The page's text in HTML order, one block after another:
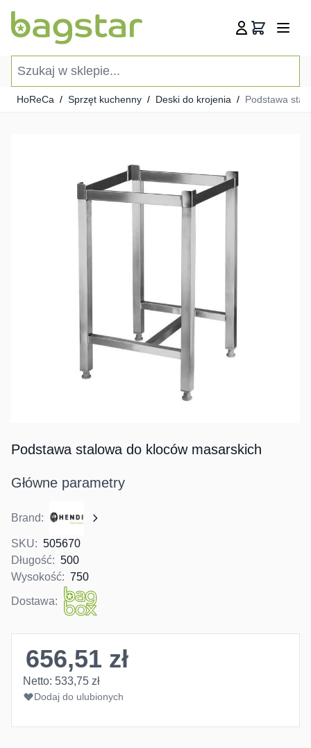
Koszyk
HoReCa / Sprzęt kuchenny / Deski do krojenia / Podstawa
Podstawa stalowa do kloców masarskich
Główne parametry
Brand:
SKU: 505670
Długość: 500
Wysokość: 750
Dostawa:
656,51 zł
Netto: 533,75 zł
Dodaj do ulubionych